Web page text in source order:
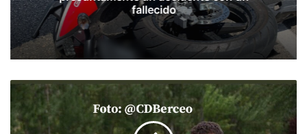
fallecido